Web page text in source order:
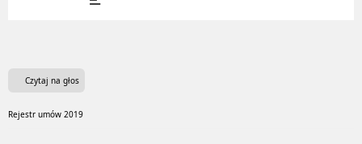
Czytaj na głos
Rejestr umów 2019